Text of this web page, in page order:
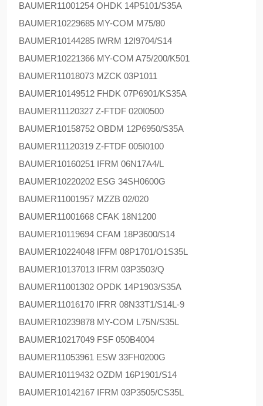
BAUMER11001254 OHDK 14P5101/S35A
BAUMER10229685 MY-COM M75/80
BAUMER10144285 IWRM 12I9704/S14
BAUMER10221366 MY-COM A75/200/K501
BAUMER11018073 MZCK 03P1011
BAUMER10149512 FHDK 07P6901/KS35A
BAUMER11120327 Z-FTDF 020I0500
BAUMER10158752 OBDM 12P6950/S35A
BAUMER11120319 Z-FTDF 005I0100
BAUMER10160251 IFRM 06N17A4/L
BAUMER10220202 ESG 34SH0600G
BAUMER11001957 MZZB 02/020
BAUMER11001668 CFAK 18N1200
BAUMER10119694 CFAM 18P3600/S14
BAUMER10224048 IFFM 08P1701/O1S35L
BAUMER10137013 IFRM 03P3503/Q
BAUMER11001302 OPDK 14P1903/S35A
BAUMER11016170 IFRR 08N33T1/S14L-9
BAUMER10239878 MY-COM L75N/S35L
BAUMER10217049 FSF 050B4004
BAUMER11053961 ESW 33FH0200G
BAUMER10119432 OZDM 16P1901/S14
BAUMER10142167 IFRM 03P3505/CS35L